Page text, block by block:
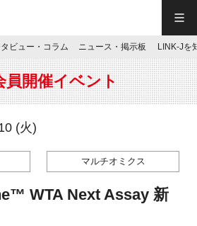
JP／EN
ビュー・コラム ニュース・掲示板 LINK-Jを
員開催イベント
(火)
マルチオミクス
WTA Next Assay 新